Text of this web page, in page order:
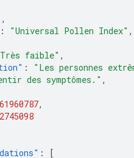
,
: "Universal Pollen Index" ,
faible" ,
:
"Les personnes
des symptômes." ,
,
:
[